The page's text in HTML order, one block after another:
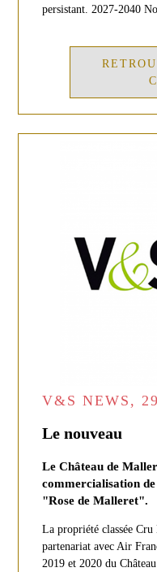
persistant. 2027-2040
V&S NEWS,
Le nouveau
Le Château de
commercialisation
"Rose de Malleret".
La propriété classée
partenariat avec Air
2019 et 2020 du